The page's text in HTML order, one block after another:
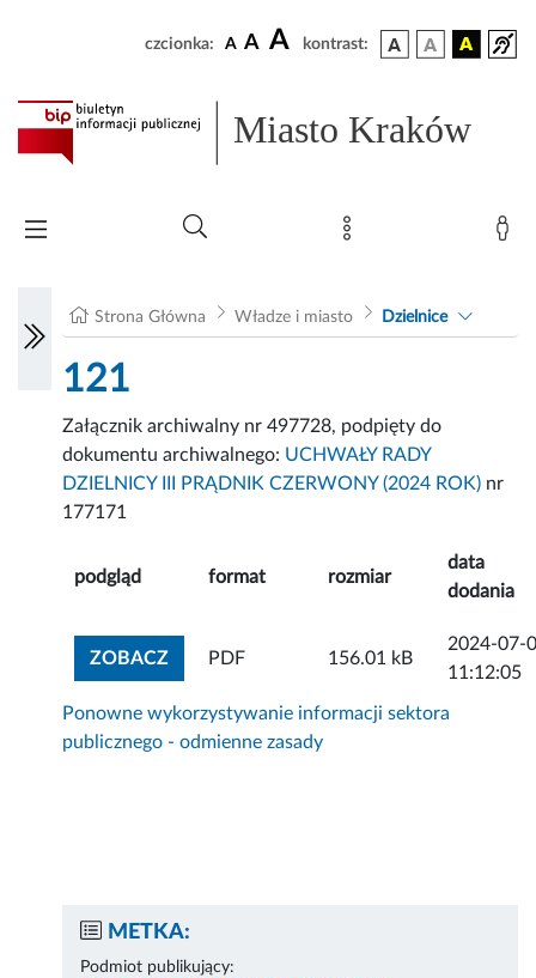
czcionka: A A A kontrast:
Miasto Kraków
Strona Główna Władze i miasto Dzielnice
121
Załącznik archiwalny nr 497728, podpięty do
dokumentu archiwalnego: UCHWAŁY RADY
DZIELNICY III PRĄDNIK CZERWONY (2024 ROK) nr
177171
podgląd format rozmiar
data
dodania
ZOBACZZOBACZ ZAŁĄCZNIK
PDF 156.01 kB
2024-07-
11:12:05
Ponowne wykorzystywanie informacji sektora
publicznego - odmienne zasady
METKA:
Podmiot publikujący: